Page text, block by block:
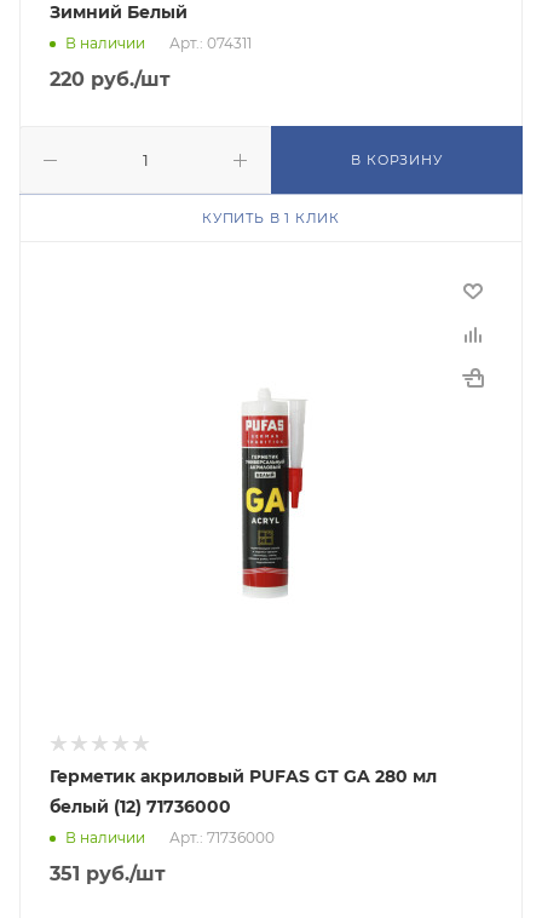
Зимний Белый
В наличии Арт.: 074311
220 руб./шт
В КОРЗИНУ
КУПИТЬ В 1 КЛИК
Герметик акриловый PUFAS GT GA 280 мл
белый (12) 71736000
В наличии Арт.: 71736000
351 руб./шт